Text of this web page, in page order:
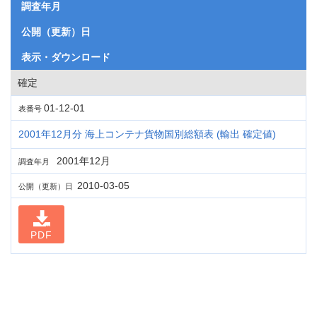
調査年月
公開（更新）日
表示・ダウンロード
確定
表番号 01-12-01
2001年12月分 海上コンテナ貨物国別総額表 (輸出 確定値)
調査年月 2001年12月
公開（更新）日 2010-03-05
PDF